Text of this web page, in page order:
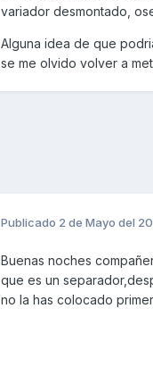
variador desmontado,
Alguna idea de que
se me olvido volver a
Publicado 2 de Mayo del
Buenas noches
que es un
no la has colocado